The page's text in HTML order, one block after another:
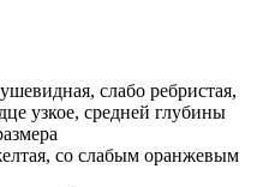
слабо ребристая,
узкое, средней глубины
со слабым оранжевым